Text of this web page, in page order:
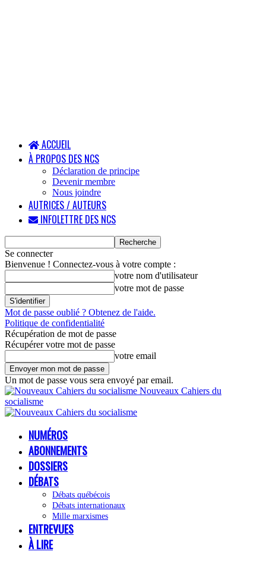
ACCUEIL
À PROPOS DES NCS
Déclaration de principe
Devenir membre
Nous joindre
AUTRICES / AUTEURS
INFOLETTRE DES NCS
Se connecter
Bienvenue ! Connectez-vous à votre compte :
votre nom d'utilisateur
votre mot de passe
Mot de passe oublié ? Obtenez de l'aide.
Politique de confidentialité
Récupération de mot de passe
Récupérer votre mot de passe
votre email
Un mot de passe vous sera envoyé par email.
Nouveaux Cahiers du
socialisme
NUMÉROS
ABONNEMENTS
DOSSIERS
DÉBATS
Débats québécois
Débats internationaux
Mille marxismes
ENTREVUES
À LIRE